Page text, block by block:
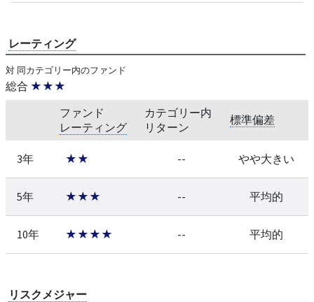
レーティング
対 同カテゴリー内のファンド
総合 ★★★
ファンド
レーティング
カテゴリー内
リターン
標準偏差
3年 ★★ -- やや大きい
5年 ★★★ -- 平均的
10年 ★★★★ -- 平均的
リスクメジャー